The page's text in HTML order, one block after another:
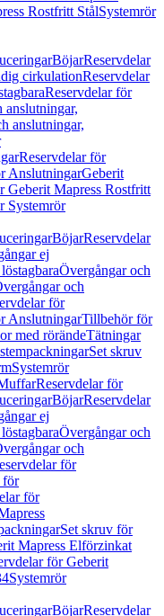
Rostfritt StålSystemrör
BöjarReservdelar
cirkulationReservdelar
Reservdelar för
anslutningar,
anslutningar,
Reservdelar för
AnslutningarGeberit
Geberit Mapress Rostfritt
Systemrör
BöjarReservdelar
ej
Övergångar och
och
för
AnslutningarTillbehör för
med rörändeTätningar
Set skruv
Systemrör
Reservdelar för
BöjarReservdelar
ej
Övergångar och
och
för
för
för
Set skruv för
Mapress Elförzinkat
för Geberit
Systemrör
BöjarReservdelar